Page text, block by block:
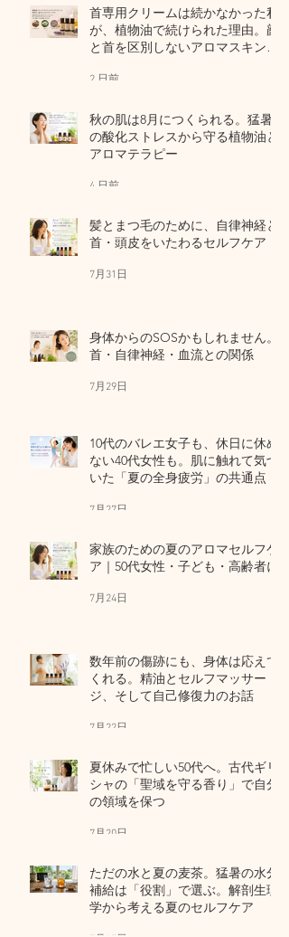
首専用クリームは続かなかった私
が、植物油で続けられた理由。顔
と首を区別しないアロマスキンケ
2 日前
秋の肌は8月につくられる。猛暑
の酸化ストレスから守る植物油と
アロマテラピー
4 日前
髪とまつ毛のために、自律神経と
首・頭皮をいたわるセルフケア
7月31日
身体からのSOSかもしれません。
首・自律神経・血流との関係
7月29日
10代のバレエ女子も、休日に休め
ない40代女性も。肌に触れて気づ
いた「夏の全身疲労」の共通点
7月27日
家族のための夏のアロマセルフケ
ア｜50代女性・子ども・高齢者に
7月24日
数年前の傷跡にも、身体は応えて
くれる。精油とセルフマッサー
ジ、そして自己修復力のお話
7月22日
夏休みで忙しい50代へ。古代ギリ
シャの「聖域を守る香り」で自分
の領域を保つ
7月20日
ただの水と夏の麦茶。猛暑の水分
補給は「役割」で選ぶ。解剖生理
学から考える夏のセルフケア